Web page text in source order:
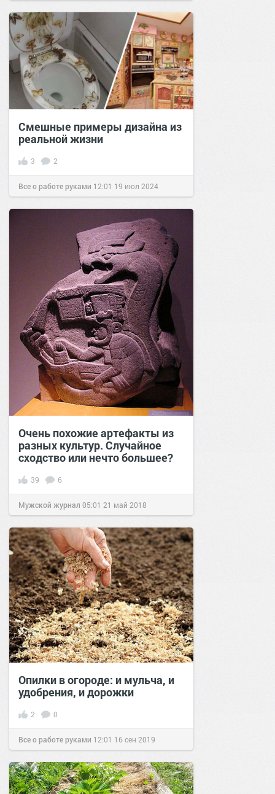
Смешные примеры дизайна из
реальной жизни
3 2
Все о работе руками 12:01 19 июл 2024
Очень похожие артефакты из
разных культур. Случайное
сходство или нечто большее?
39 6
Мужской журнал 05:01 21 май 2018
Опилки в огороде: и мульча, и
удобрения, и дорожки
2 0
Все о работе руками 12:01 16 сен 2019